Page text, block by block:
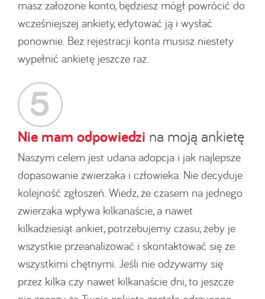
masz założone konto, będziesz mógł powrócić do
wcześniejszej ankiety, edytować ją i wysłać
ponownie. Bez rejestracji konta musisz niestety
wypełnić ankietę jeszcze raz.
Nie mam odpowiedzi na moją ankietę
Naszym celem jest udana adopcja i jak najlepsze
dopasowanie zwierzaka i człowieka. Nie decyduje
kolejność zgłoszeń. Wiedz, że czasem na jednego
zwierzaka wpływa kilkanaście, a nawet
kilkadziesiąt ankiet, potrzebujemy czasu, żeby je
wszystkie przeanalizować i skontaktować się ze
wszystkimi chętnymi. Jeśli nie odzywamy się
przez kilka czy nawet kilkanaście dni, to jeszcze